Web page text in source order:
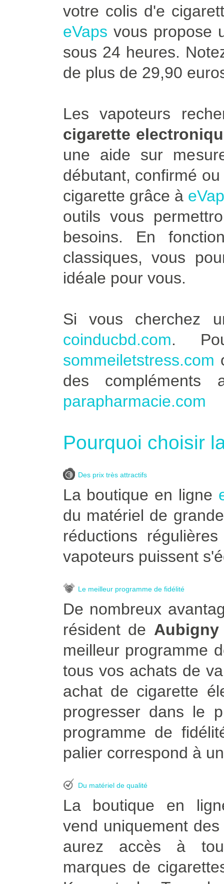
votre colis d'e
eVaps vous propose
sous 24 heures.
de plus de 29,90
Les vapoteurs
cigarette
une aide sur
débutant, confirmé
cigarette grâce à
outils vous
besoins. En
classiques, vous
idéale pour vous.
Si vous cherchez
coinducbd.com.
sommeiletstress.com
des compléments
parapharmacie.com
Pourquoi choisir
Des prix très attractifs
La boutique en ligne
du matériel de
réductions
vapoteurs puissent
Le meilleur programme de fidélité
De nombreux
résident de
meilleur programme
tous vos achats de
achat de cigarette
progresser dans le
programme de
palier correspond à
Du matériel de qualité
La boutique en
vend uniquement
aurez accès à
marques de